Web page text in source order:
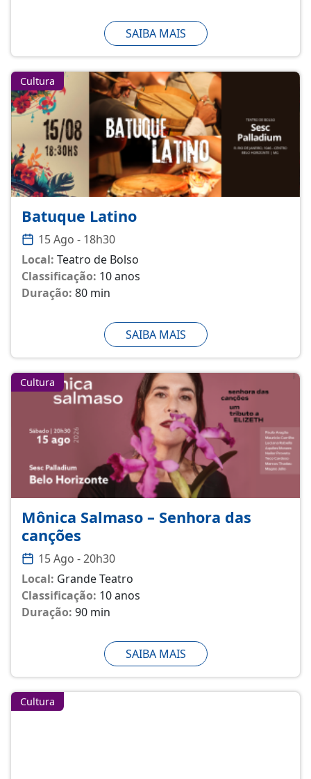
SAIBA MAIS
Cultura
Batuque Latino
15 Ago - 18h30
Local: Teatro de Bolso
Classificação: 10 anos
Duração: 80 min
SAIBA MAIS
Cultura
Mônica Salmaso – Senhora das
canções
15 Ago - 20h30
Local: Grande Teatro
Classificação: 10 anos
Duração: 90 min
SAIBA MAIS
Cultura